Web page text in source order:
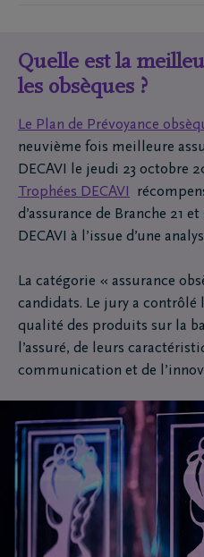
concessions, timbres, etc.).
santé.
En savoir plus sur
Prévoyance obsèques
bénéficier d’une réduction
polices d'assurance
plusieurs capitaux sont
avec l'un de nos
l'assurance
votre situation et à vos
Quelle est la
les obsèques ?
Le Plan de Prévoyance
neuvième fois meilleure
DECAVI le jeudi 23 octobre
Trophées DECAVI
d’assurance de Branche 21
DECAVI à l’issue d’une
La catégorie « assurance
candidats. Le jury a contrôlé
qualité des produits sur la
l’assuré, de leurs
communication et de